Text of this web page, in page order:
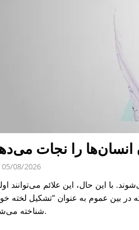
انسان‌ها را نجات
05/08/2026
با این حال، این علائم می‌توانند
در بین عموم به عنوان “تشکیل لخته
شناخته می‌شود.